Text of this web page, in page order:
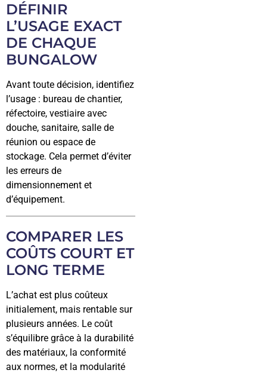
DÉFINIR
L’USAGE EXACT
DE CHAQUE
BUNGALOW
Avant toute décision, identifiez
l’usage : bureau de chantier,
réfectoire, vestiaire avec
douche, sanitaire, salle de
réunion ou espace de
stockage. Cela permet d’éviter
les erreurs de
dimensionnement et
d’équipement.
COMPARER LES
COÛTS COURT ET
LONG TERME
L’achat est plus coûteux
initialement, mais rentable sur
plusieurs années. Le coût
s’équilibre grâce à la durabilité
des matériaux, la conformité
aux normes, et la modularité